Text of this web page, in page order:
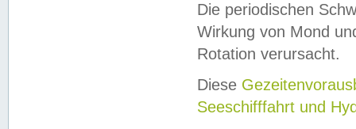
Die periodischen
Wirkung von Mond
Rotation verursacht.
Diese
Seeschifffahrt und